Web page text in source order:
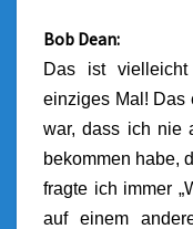
Bob Dean:
Das ist
einziges Mal! Das
war, dass ich nie
bekommen habe,
fragte ich immer
auf einem